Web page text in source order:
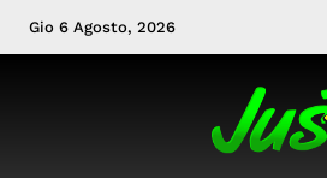
Gio 6 Agosto, 2026